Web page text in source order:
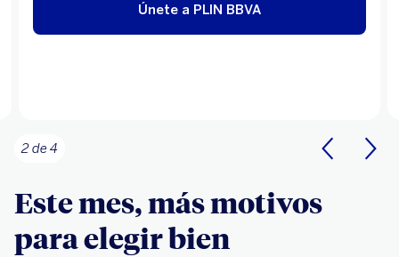
Únete a PLIN BBVA
2 de 4
Este mes, más motivos
para elegir bien